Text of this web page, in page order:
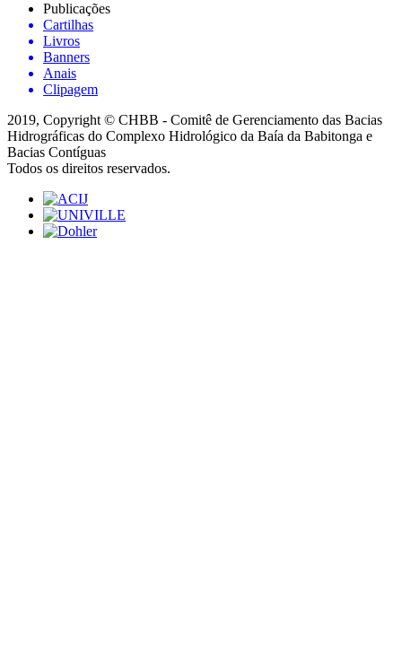
Publicações
Cartilhas
Livros
Banners
Anais
Clipagem
2019, Copyright © CHBB - Comitê de Gerenciamento das Bacias
Hidrográficas do Complexo Hidrológico da Baía da Babitonga e
Bacias Contíguas
Todos os direitos reservados.